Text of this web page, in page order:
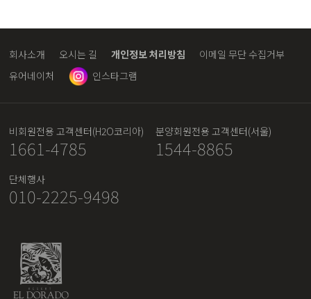
회사소개 오시는 길 개인정보 처리방침
이메일 무단 수집거부
유어네이처
인스타그램
비회원전용 고객센터(H2O코리아)
1661-4785
분양회원전용 고객센터(서울)
1544-8865
단체행사
010-2225-9498